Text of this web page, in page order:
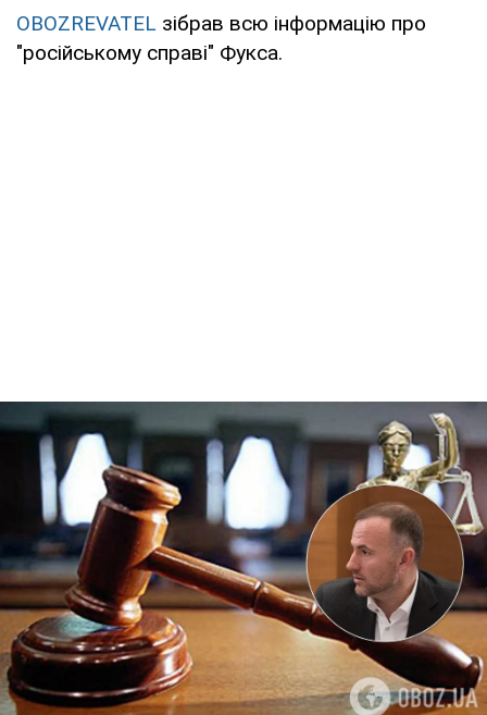
OBOZREVATEL зібрав всю інформацію про
"російському справі" Фукса.